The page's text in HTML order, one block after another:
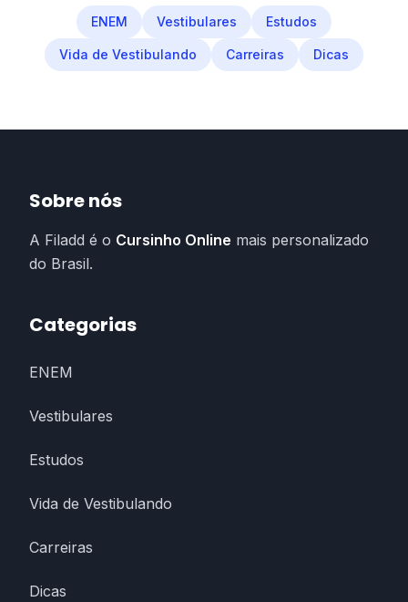
ENEM Vestibulares Estudos
Vida de Vestibulando Carreiras Dicas
Sobre nós
A Filadd é o Cursinho Online mais personalizado
do Brasil.
Categorias
ENEM
Vestibulares
Estudos
Vida de Vestibulando
Carreiras
Dicas